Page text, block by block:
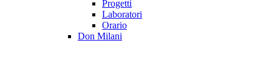
Progetti
Laboratori
Orario
Don Milani